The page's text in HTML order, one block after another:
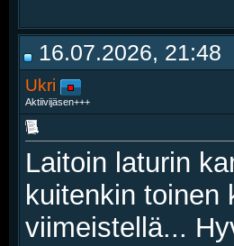
16.07.2026, 21:48
Ukri
Aktiivijäsen+++
Laitoin laturin
kuitenkin toinen
viimeistellä...